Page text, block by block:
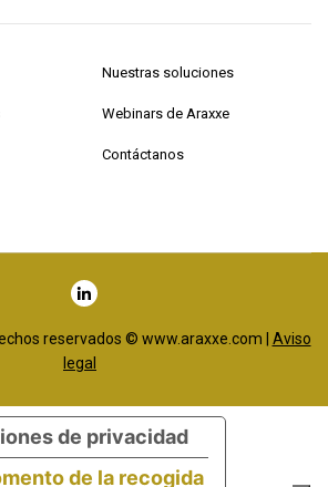
Nuestras soluciones
Webinars de Araxxe
Contáctanos
reservados © www.araxxe.com | Aviso
legal
de la recogida
de privacidad